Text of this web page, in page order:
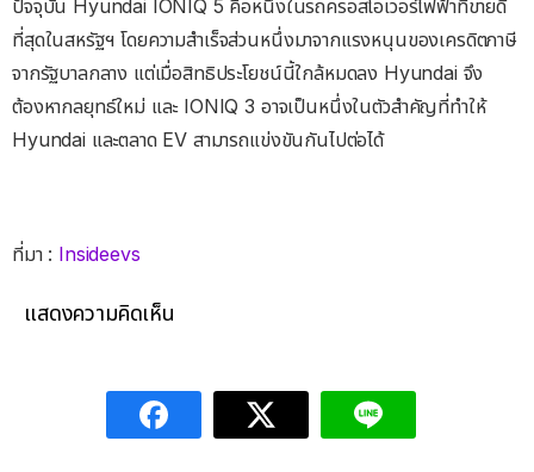
ปัจจุบัน Hyundai IONIQ 5 คือหนึ่งในรถครอสโอเวอร์ไฟฟ้าที่ขายดี
ที่สุดในสหรัฐฯ โดยความสำเร็จส่วนหนึ่งมาจากแรงหนุนของเครดิตภาษี
จากรัฐบาลกลาง แต่เมื่อสิทธิประโยชน์นี้ใกล้หมดลง Hyundai จึง
ต้องหากลยุทธ์ใหม่ และ IONIQ 3 อาจเป็นหนึ่งในตัวสำคัญที่ทำให้
Hyundai และตลาด EV สามารถแข่งขันกันไปต่อได้
ที่มา : Insideevs
แสดงความคิดเห็น